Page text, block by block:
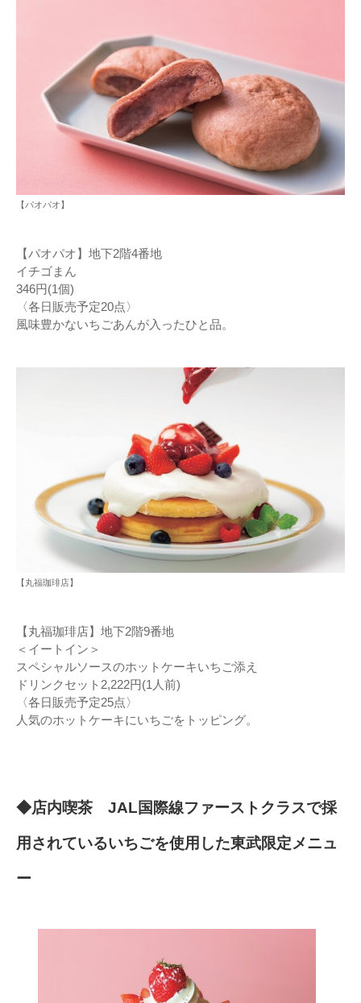
【パオパオ】
【パオパオ】地下2階4番地
イチゴまん
346円(1個)
〈各日販売予定20点〉
風味豊かないちごあんが入ったひと品。
【丸福珈琲店】
【丸福珈琲店】地下2階9番地
＜イートイン＞
スペシャルソースのホットケーキいちご添え
ドリンクセット2,222円(1人前)
〈各日販売予定25点〉
人気のホットケーキにいちごをトッピング。
◆店内喫茶 JAL国際線ファーストクラスで採
用されているいちごを使用した東武限定メニュ
ー